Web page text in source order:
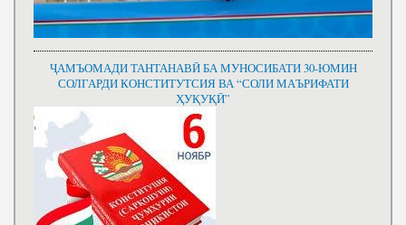
ҶАМЪОМАДИ ТАНТАНАВӢ БА МУНОСИБАТИ 30-ЮМИН
СОЛГАРДИ КОНСТИТУТСИЯ ВА “СОЛИ МАЪРИФАТИ
ҲУҚУҚӢ”